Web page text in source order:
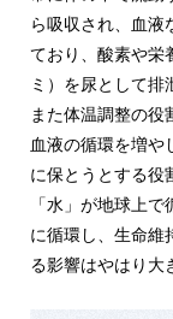
ら吸収され、血液
ており、酸素や栄
ミ）を尿として排
また体温調整の役
血液の循環を増や
に保とうとする役
「水」が地球上
に循環し、生命維
る影響はやはり大